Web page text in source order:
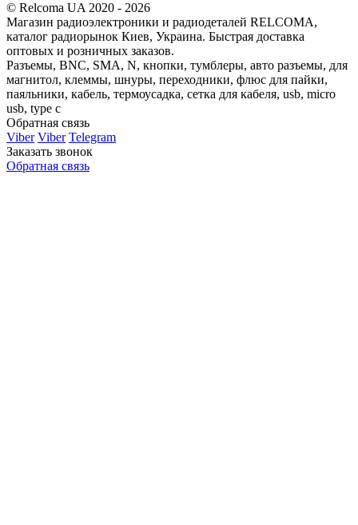
© Relcoma UA 2020 - 2026
Магазин радиоэлектроники и радиодеталей RELCOMA,
каталог радиорынок Киев, Украина. Быстрая доставка
оптовых и розничных заказов.
Разъемы, BNC, SMA, N, кнопки, тумблеры, авто разъемы, для
магнитол, клеммы, шнуры, переходники, флюс для пайки,
паяльники, кабель, термоусадка, сетка для кабеля, usb, micro
usb, type c
Обратная связь
Viber Viber Telegram
Заказать звонок
Обратная связь